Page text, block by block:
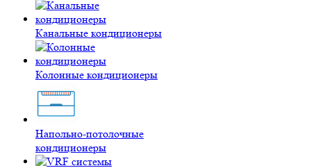
Канальные кондиционеры
Колонные кондиционеры
Напольно-потолочные
кондиционеры